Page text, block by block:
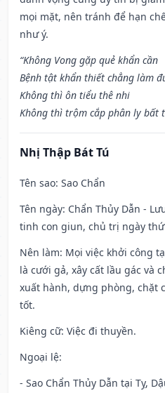
mọi mặt, nên tránh để hạn
như ý.
“Không Vong gặp quẻ khẩn cần
Bệnh tật khẩn thiết chẳng làm
Không thì ôn tiểu thê nhi
Không thì trộm cắp phân ly bất
Nhị Thập Bát Tú
Tên sao: Sao Chẩn
Tên ngày: Chẩn Thủy Dẫn -
tinh con giun, chủ trị ngày thứ
Nên làm: Mọi việc khởi công
là cưới gả, xây cất lầu gác và
xuất hành, dựng phòng, chặt
tốt.
Kiêng cữ: Việc đi thuyền.
Ngoại lệ:
- Sao Chẩn Thủy Dẫn tại Tỵ,